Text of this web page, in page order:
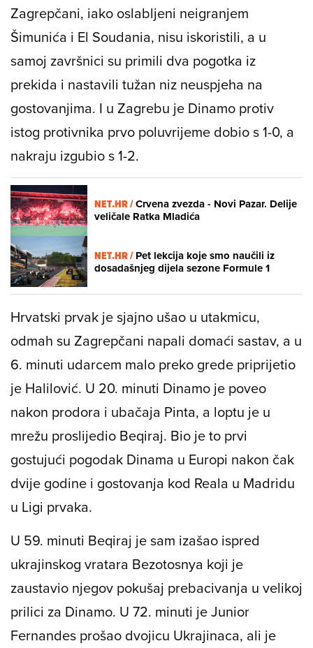
Zagrepčani, iako oslabljeni neigranjem
Šimunića i El Soudania, nisu iskoristili, a u
samoj završnici su primili dva pogotka iz
prekida i nastavili tužan niz neuspjeha na
gostovanjima. I u Zagrebu je Dinamo protiv
istog protivnika prvo poluvrijeme dobio s 1-0, a
nakraju izgubio s 1-2.
NET.HR /Crvena zvezda - Novi Pazar. Delije
veličale Ratka Mladića
NET.HR /Pet lekcija koje smo naučili iz
dosadašnjeg dijela sezone Formule 1
Hrvatski prvak je sjajno ušao u utakmicu,
odmah su Zagrepčani napali domaći sastav, a u
6. minuti udarcem malo preko grede priprijetio
je Halilović. U 20. minuti Dinamo je poveo
nakon prodora i ubačaja Pinta, a loptu je u
mrežu proslijedio Beqiraj. Bio je to prvi
gostujući pogodak Dinama u Europi nakon čak
dvije godine i gostovanja kod Reala u Madridu
u Ligi prvaka.
U 59. minuti Beqiraj je sam izašao ispred
ukrajinskog vratara Bezotosnya koji je
zaustavio njegov pokušaj prebacivanja u velikoj
prilici za Dinamo. U 72. minuti je Junior
Fernandes prošao dvojicu Ukrajinaca, ali je